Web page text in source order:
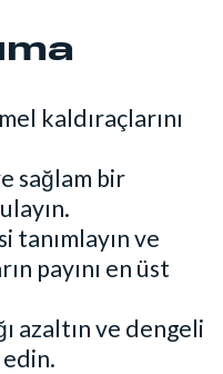
kaldıraçlarını
sağlam bir
tanımlayın ve
payını en üst
azaltın ve dengeli
edin.